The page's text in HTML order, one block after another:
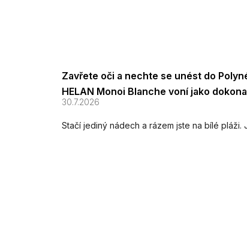
Zavřete oči a nechte se unést do
HELAN Monoi Blanche voní jako
30.7.2026
Stačí jediný nádech a rázem jste na bílé pláži.